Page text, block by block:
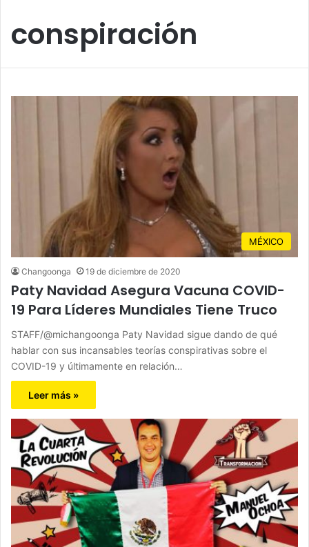
conspiración
MÉXICO
Changoonga 19 de diciembre de 2020
Paty Navidad Asegura Vacuna COVID-
19 Para Líderes Mundiales Tiene Truco
STAFF/@michangoonga Paty Navidad sigue dando de qué
hablar con sus incansables teorías conspirativas sobre el
COVID-19 y últimamente en relación…
Leer más »